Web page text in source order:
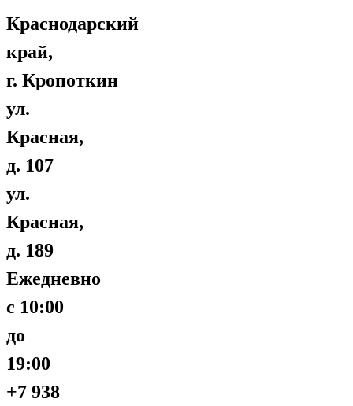
Краснодарский
край,
г. Кропоткин
ул.
Красная,
д. 107
ул.
Красная,
д. 189
Ежедневно
с 10:00
до
19:00
+7 938